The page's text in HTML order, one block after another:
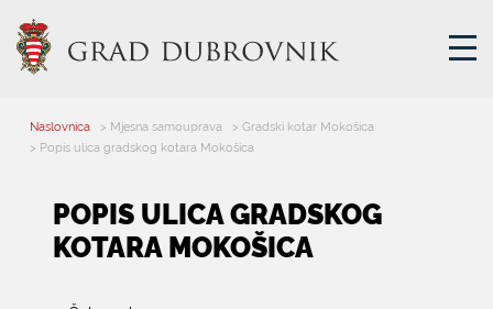
GRADSKA UPRAVA
GRADONAČELNIK
GRADSKO VIJEĆE
MJESNA SAMOUPRAVA
Naslovnica > Mjesna samouprava
> Gradski kotar Mokošica
> Popis ulica gradskog kotara Mokošica
POPIS ULICA GRADSKOG
KOTARA MOKOŠICA